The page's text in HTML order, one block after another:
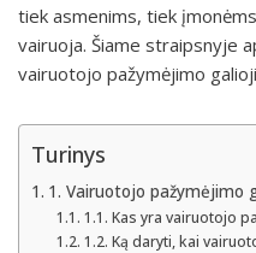
tiek asmenims, tiek
vairuoja. Šiame straipsnyje
vairuotojo pažymėjimo
Turinys
1. Vairuotojo pažymėjimo
1.1. Kas yra vairuotojo
1.2. Ką daryti, kai